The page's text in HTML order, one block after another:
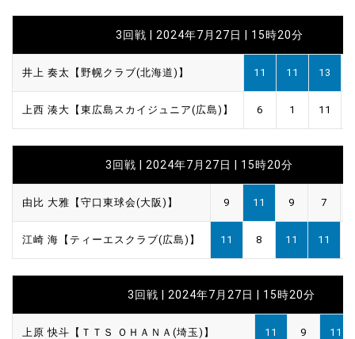
3回戦 | 2024年7月27日 | 15時20分
井上 奏太【野幌クラブ(北海道)】 11 11 13
上西 湊大【東広島スカイジュニア(広島)】 6 1 11
3回戦 | 2024年7月27日 | 15時20分
由比 大雅【守口東球会(大阪)】 9 11 9 7
江崎 海【ティーエスクラブ(広島)】 11 8 11 11
3回戦 | 2024年7月27日 | 15時20分
上原 快斗【ＴＴＳ ＯＨＡＮＡ(埼玉)】 11 9 11